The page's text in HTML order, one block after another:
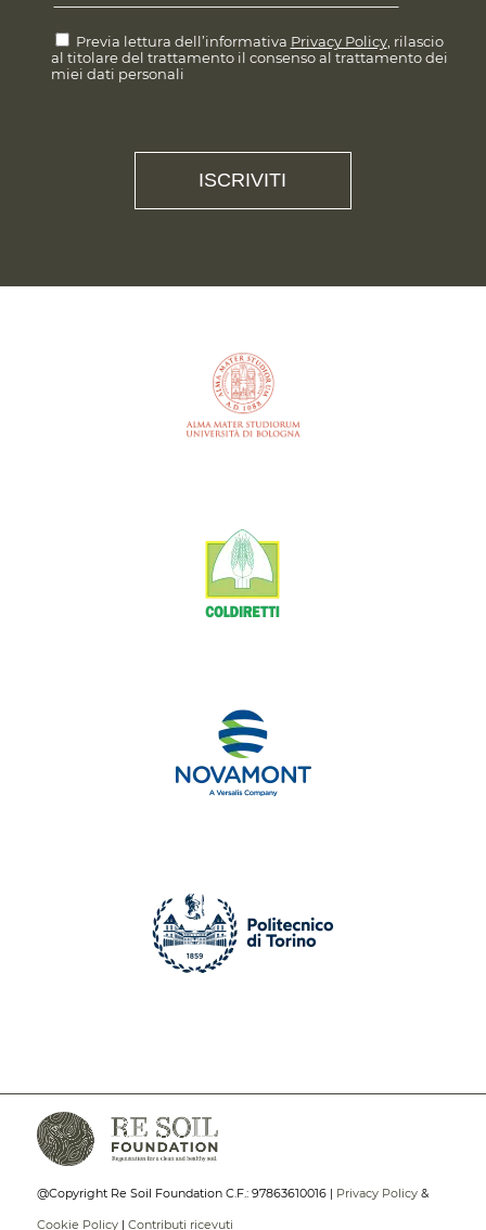
Previa lettura dell’informativa Privacy Policy, rilascio
al titolare del trattamento il consenso al trattamento dei
miei dati personali
@Copyright Re Soil Foundation C.F.: 97863610016 | Privacy Policy&
Cookie Policy| Contributi ricevuti